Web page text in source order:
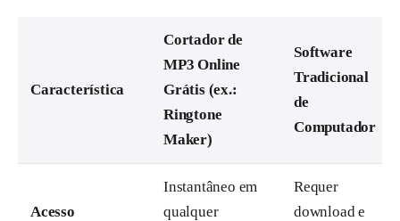
Característica
Cortador de
MP3 Online
Grátis (ex.:
Ringtone
Maker)
Software
Tradicional
de
Computador
Acesso
Instantâneo em
qualquer
Requer
download e